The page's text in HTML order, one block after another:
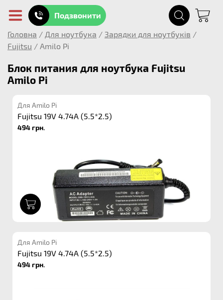
Подзвонити
Головна / Для ноутбука / Зарядки для ноутбуків /
Fujitsu / Amilo Pi
Блок питания для ноутбука Fujitsu
Amilo Pi
Для Amilo Pi
Fujitsu 19V 4.74A (5.5*2.5)
494 грн.
Для Amilo Pi
Fujitsu 19V 4.74A (5.5*2.5)
494 грн.